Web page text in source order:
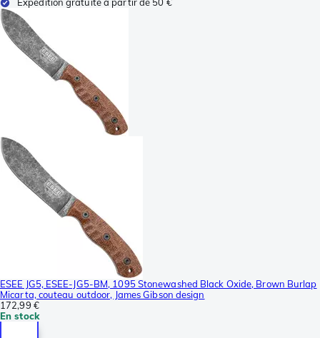
Expédition gratuite à partir de 50 €
ESEE JG5, ESEE-JG5-BM, 1095 Stonewashed Black Oxide, Brown Burlap
Micarta, couteau outdoor, James Gibson design
172,99 €
En stock